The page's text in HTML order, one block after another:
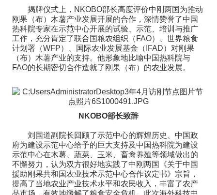
揭牌仪式上，NKOBO部长高度评价中刚两国为推动
刚果（布）木薯产业发展开展的合作，深情赞誉了中国
热科院专家在示范中心开展的试验、示范、培训与推广
工作，充分肯定了联合国粮农组织（FAO）、世界粮食
计划署（WFP）、国际农业发展基金（IFAD）对刚果
（布）木薯产业的支持。他形象地比喻中国热科院与
FAO的长期密切合作造就了刚果（布）的农业发展。
NKOBO部长致辞
刘国道副院长回顾了示范中心的辉煌历史、中国政
府为建设示范中心给予的巨大支持及中国热科院为建设
示范中心在木薯、蔬菜、玉米、畜禽养殖等领域做出的
不懈努力，认为双方很好地实践了中刚两国《关于中国
援助刚果共和国农业技术示范中心合作议定书》宗旨，
提高了当地农业产业技术水平和农民收入，丰富了农产
品市场，有效地缓解了粮食安全危机。此次海外科技中